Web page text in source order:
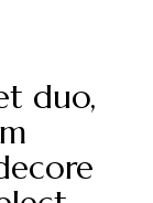
duo,